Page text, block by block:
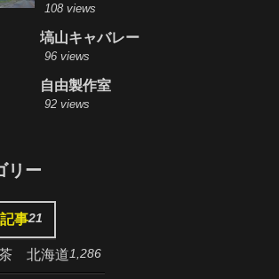
108 views
塙山キャバレー
96 views
自由製作室
92 views
リー
事21
北海道1,286